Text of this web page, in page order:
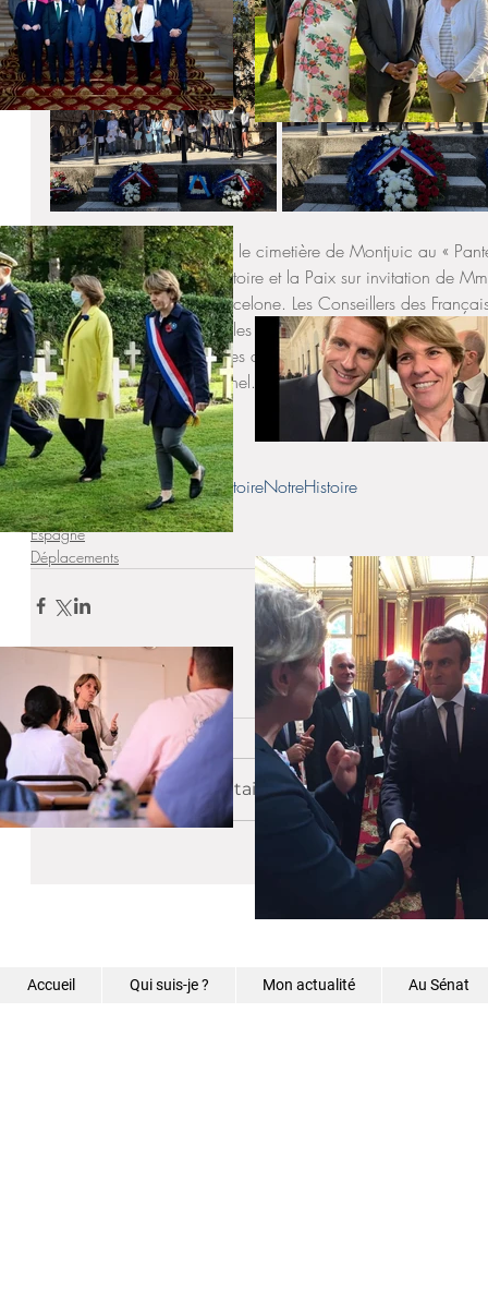
C’est depuis Barcelone et le cimetière de Montjuic au «
avons commémoré la Victoire et la Paix sur invitation de
générale de France à Barcelone. Les Conseillers des
d’anciens combattants et les représentants d’associations
et espagnoles et  les élèves de plusieurs établissements
pour cet hommage solennel.
N’oublions jamais 🕊️
#11Novembre #VotreHistoireNotreHistoire
Circonscription
Espagne
Déplacements
Commentaires
Rédigez un commentaire...
Accueil Qui suis-je ? Mon actualité Au Sénat